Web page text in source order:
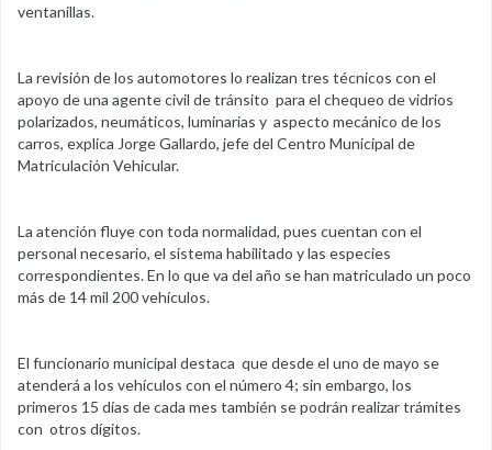
ventanillas.
La revisión de los automotores lo realizan tres técnicos con el
apoyo de una agente civil de tránsito para el chequeo de vidrios
polarizados, neumáticos, luminarias y aspecto mecánico de los
carros, explica Jorge Gallardo, jefe del Centro Municipal de
Matriculación Vehicular.
La atención fluye con toda normalidad, pues cuentan con el
personal necesario, el sistema habilitado y las especies
correspondientes. En lo que va del año se han matriculado un poco
más de 14 mil 200 vehículos.
El funcionario municipal destaca que desde el uno de mayo se
atenderá a los vehículos con el número 4; sin embargo, los
primeros 15 días de cada mes también se podrán realizar trámites
con otros dígitos.